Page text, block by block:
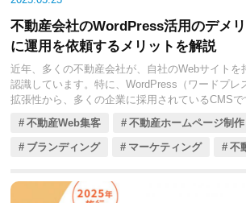
目すべき6つのツールを厳選し、それぞれの特徴
動産会社にとっての具体的な導入メリットを徹底
す。多忙な不動産会社の皆様が、自社の業務効
に最適なツールを見つける一助となれば幸いです。
不動産会社のWordPress活用のデメ
に運用を依頼するメリットを解説
近年、多くの不動産会社が、自社のWebサイトを
認識しています。特に、WordPress（ワードプレ
拡張性から、多くの企業に採用されているCMSで
しかし、WordPressの導入やカスタマイズには
で、対応が難しい場合は制作会社への依頼が効
今回の記事では、不動産会社がWordPressを活用
不動産Web集客 不動産ホームページ制作
ブランディング
マーケティング 不